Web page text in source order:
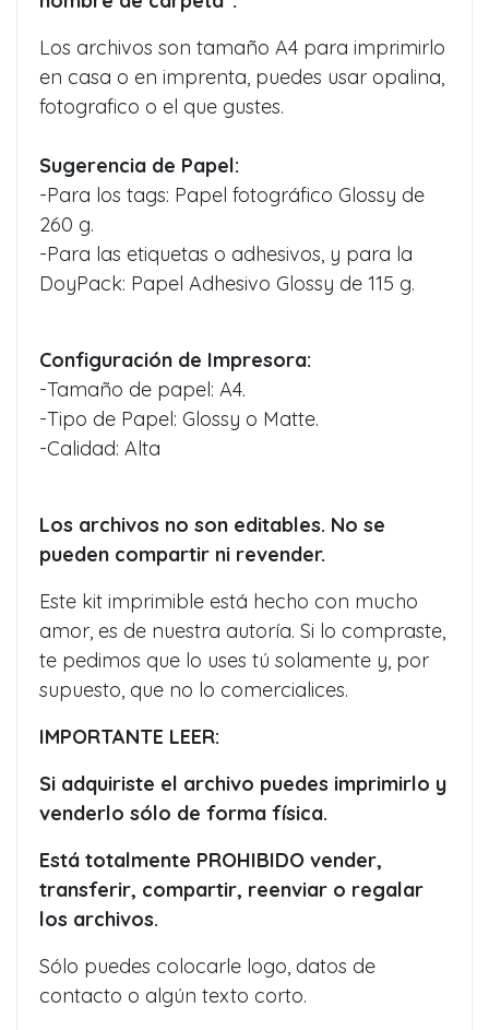
Los archivos son tamaño A4 para imprimirlo
en casa o en imprenta, puedes usar opalina,
fotografico o el que gustes.
Sugerencia de Papel:
-Para los tags: Papel fotográfico Glossy de
260 g.
-Para las etiquetas o adhesivos, y para la
DoyPack: Papel Adhesivo Glossy de 115 g.
Configuración de Impresora:
-Tamaño de papel: A4.
-Tipo de Papel: Glossy o Matte.
-Calidad: Alta
Los archivos no son editables. No se
pueden compartir ni revender.
Este kit imprimible está hecho con mucho
amor, es de nuestra autoría. Si lo compraste,
te pedimos que lo uses tú solamente y, por
supuesto, que no lo comercialices.
IMPORTANTE LEER:
Si adquiriste el archivo puedes imprimirlo y
venderlo sólo de forma física.
Está totalmente PROHIBIDO vender,
transferir, compartir, reenviar o regalar
los archivos.
Sólo puedes colocarle logo, datos de
contacto o algún texto corto.